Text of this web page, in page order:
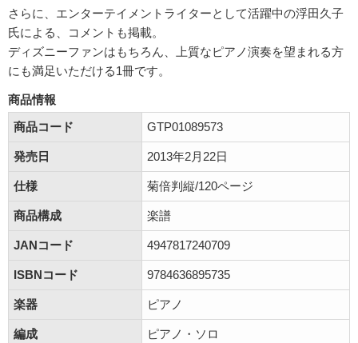
さらに、エンターテイメントライターとして活躍中の浮田久子
氏による、コメントも掲載。
ディズニーファンはもちろん、上質なピアノ演奏を望まれる方
にも満足いただける1冊です。
商品情報
商品コード
GTP01089573
発売日 2013年2月22日
仕様 菊倍判縦/120ページ
商品構成 楽譜
JANコード 4947817240709
ISBNコード 9784636895735
楽器 ピアノ
編成 ピアノ・ソロ